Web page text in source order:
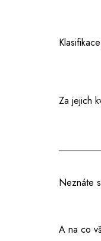
Klasifikace
Za jejich
Neznáte
A na co